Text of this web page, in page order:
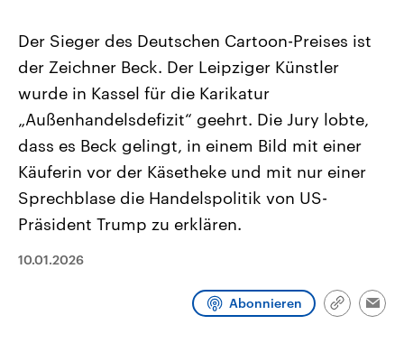
Landtagswahl Sachsen-Anhalt
2026
Alle Informationen
Sachsen-Anhalt wählt am 6.
September 2026 einen neuen
Bundesland von einer Koalition aus
CDU, SPD und FDP regiert.-
Umfragen, Prognosen,
und Hintergründe zu den Parteien
USA
Aktuelle Beiträge,
Hintergründe
gehören die Vereinigten
mit großem Einfluss auf
Sendungen
Der Sieger des Deutschen Cartoon-Preises ist
der Zeichner Beck. Der Leipziger Künstler
wurde in Kassel für die Karikatur
„Außenhandelsdefizit“ geehrt. Die Jury lobte,
dass es Beck gelingt, in einem Bild mit einer
Käuferin vor der Käsetheke und mit nur einer
Sprechblase die Handelspolitik von US-
Präsident Trump zu erklären.
10.01.2026
Abonnieren
Link